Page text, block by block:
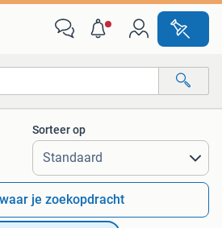
afstanden…
Sorteer op
je zoekopdracht